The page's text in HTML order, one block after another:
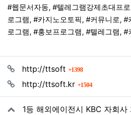
#웹문서자동, #텔레그램강제초대프
로그램, #카지노오토픽, #커뮤니로,
로그램, #홍보프로그램, #텔레그램, #
http://ttsoft 1398회 연결
http://ttsoft.kr
1504회 연결
1등 해외에이전시 KBC 자회